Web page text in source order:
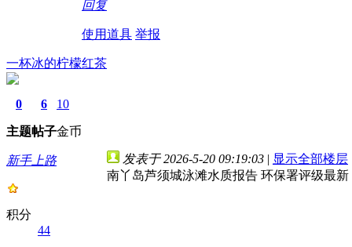
回复
使用道具 举报
一杯冰的柠檬红茶
0
主题
6
帖子
10
金币
新手上路
积分
44
发表于 2026-5-20 09:19:03 | 显示全部楼层
南丫岛芦须城泳滩水质报告 环保署评级最新